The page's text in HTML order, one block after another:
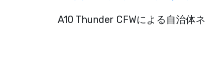
A10 Thunder CFWによる自治体